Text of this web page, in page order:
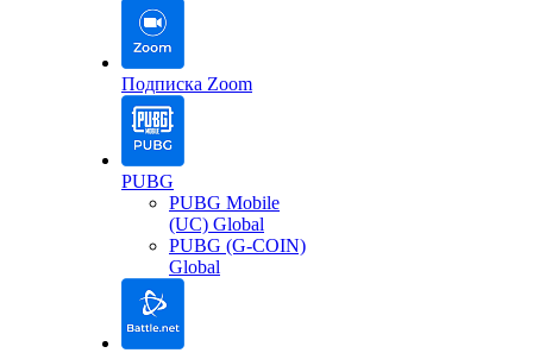
Подписка Zoom
PUBG
PUBG Mobile
(UC) Global
PUBG (G-COIN)
Global